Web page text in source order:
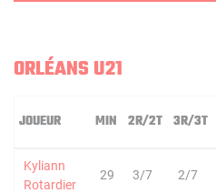
ORLÉANS U21
JOUEUR MIN 2R/2T 3R/3T
Kyliann
Rotardier
29 3/7 2/7